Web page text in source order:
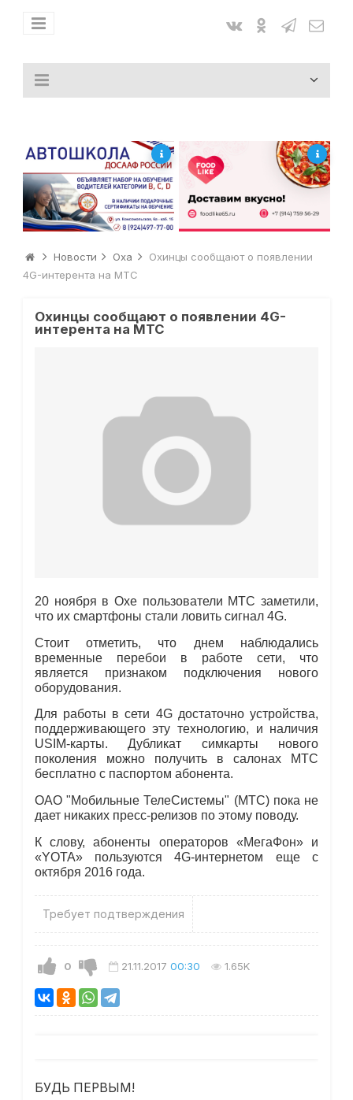
Новости Оха
Охинцы сообщают о появлении
4G-интерента на МТС
Охинцы сообщают о появлении 4G-
интерента на МТС
20 ноября в Охе пользователи МТС заметили,
что их смартфоны стали ловить сигнал 4G.
Стоит отметить, что днем наблюдались
временные перебои в работе сети, что
является признаком подключения нового
оборудования.
Для работы в сети 4G достаточно устройства,
поддерживающего эту технологию, и наличия
USIM-карты. Дубликат симкарты нового
поколения можно получить в салонах МТС
бесплатно с паспортом абонента.
ОАО "Мобильные ТелеСистемы" (МТС) пока не
дает никаких пресс-релизов по этому поводу.
К слову, абоненты операторов «МегаФон» и
«YOTA» пользуются 4G-интернетом еще с
октября 2016 года.
Требует подтверждения
0 21.11.2017 00:30 1.65K
БУДЬ ПЕРВЫМ!